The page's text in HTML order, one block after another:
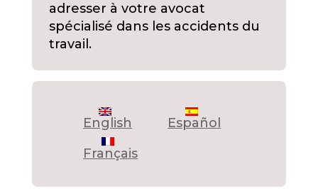
adresser à votre avocat
spécialisé dans les accidents du
travail.
English
Español
Français